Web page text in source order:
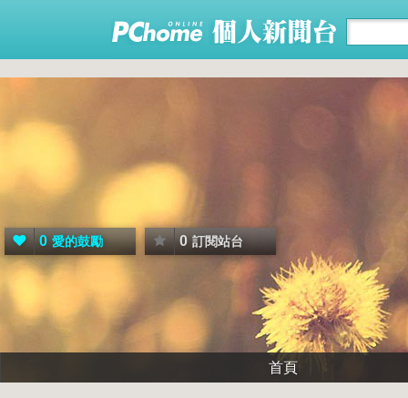
0 愛的鼓勵 0 訂閱站台
首頁